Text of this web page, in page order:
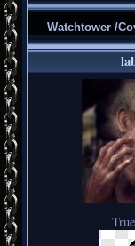
Watchtower /